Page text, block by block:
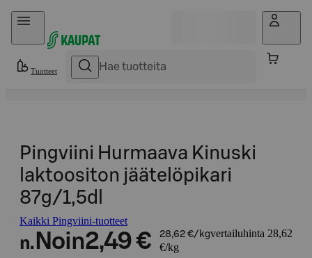
Hyppää sisältöön
Tuotteet
Pingviini Hurmaava Kinuski
laktoositon jäätelöpikari
87g/1,5dl
Kaikki Pingviini-tuotteet
n. Noin2,49 € 28,62 €/kgvertailuhinta 28,62
€/kg